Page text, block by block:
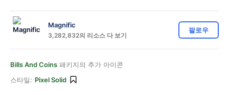
Magnific
3,282,832의 리소스 다 보기
팔로우
Bills And Coins 패키지의 추가 아이콘
스타일: Pixel Solid